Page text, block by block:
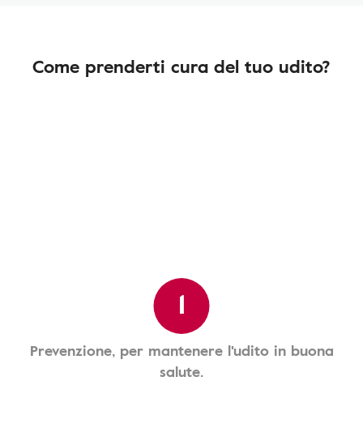
Come prenderti cura del tuo udito?
1
Prevenzione, per mantenere l'udito in buona
salute.